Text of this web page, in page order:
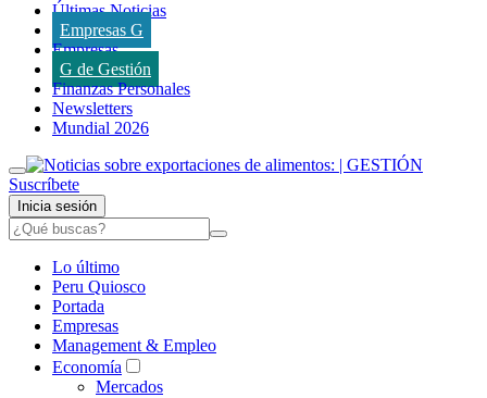
Últimas Noticias
Empresas G
Empresas
G de Gestión
Finanzas Personales
Newsletters
Mundial 2026
Suscríbete
Inicia sesión
Lo último
Peru Quiosco
Portada
Empresas
Management & Empleo
Economía
Mercados